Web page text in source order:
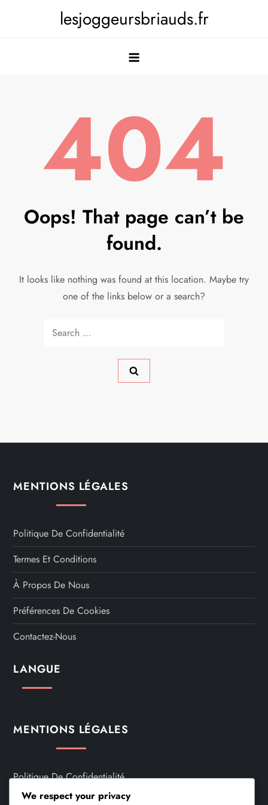
lesjoggeursbriauds.fr
404
Oops! That page can’t be
found.
It looks like nothing was found at this location. Maybe try
one of the links below or a search?
MENTIONS LÉGALES
Politique De Confidentialité
Termes Et Conditions
À Propos De Nous
Préférences De Cookies
Contactez-Nous
LANGUE
MENTIONS LÉGALES
Politique De Confidentialité
We respect your privacy